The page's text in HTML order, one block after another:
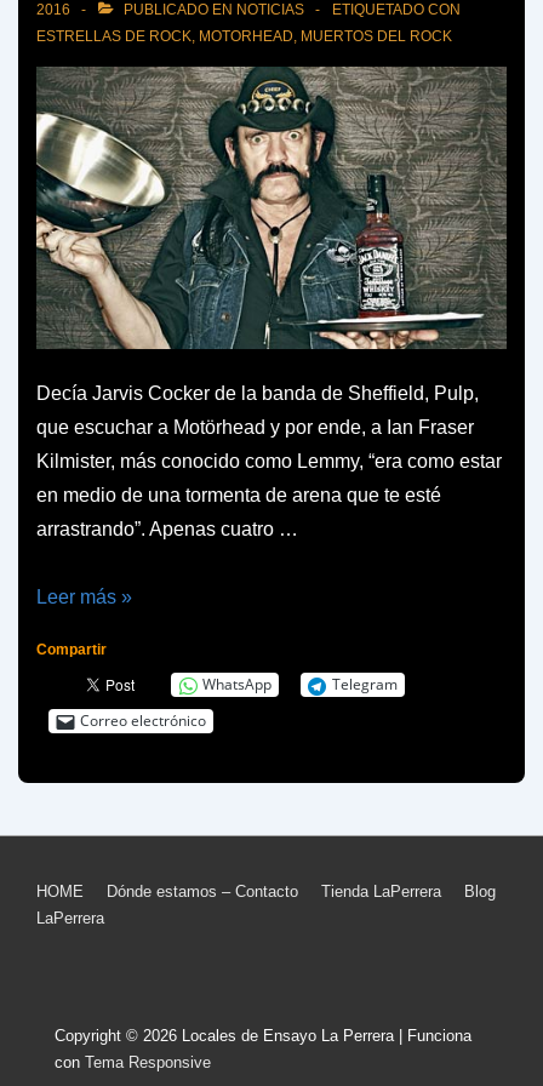
2016
PUBLICADO EN NOTICIAS
ETIQUETADO CON
ESTRELLAS DE ROCK MOTORHEAD MUERTOS DEL ROCK
Decía Jarvis Cocker de la banda de Sheffield, Pulp,
que escuchar a Motörhead y por ende, a Ian Fraser
Kilmister, más conocido como Lemmy, “era como estar
en medio de una tormenta de arena que te esté
arrastrando”. Apenas cuatro …
Muere
Kilmister
(Motörhead)
Leer más »
Compartir
WhatsApp
Telegram
Correo electrónico
Menú
página
HOME Dónde estamos – Contacto Tienda LaPerrera
Blog
LaPerrera
Copyright © 2026 Locales de Ensayo La Perrera
| Funciona
con Tema Responsive